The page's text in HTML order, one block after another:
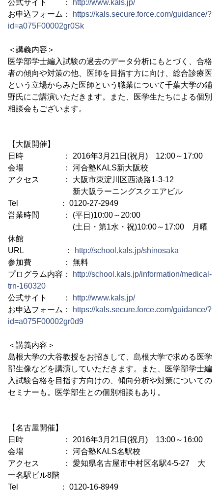
公式サイト ：
http://www.kals.jp/
お申込フォーム：
https://kals.secure.force.com/guidance/?
id=a075F00002gr0Sk
＜講義内容＞
医学部学士編入試験の過去のデータ分析にもとづく、合格
者の傾向や対策の他、医師を目指す方に向け、総合診療医
という立場からみた医師という職業について千葉大学の鋪
野氏にご講演いただきます。また、医学生たちによる個別
相談会もございます。
【大阪開催】
日時 ： 2016年3月21日(祝月) 12:00～17:00
会場 ： 河合塾KALS新大阪校
アクセス ： 大阪市東淀川区西淡路1-3-12
新大阪ラーニングスクエアビル
Tel ： 0120-27-2949
営業時間 ： (平日)10:00～20:00
(土日・第1水・祝)10:00～17:00 月曜
休館
URL ：
http://school.kals.jp/shinosaka
参加費 ： 無料
プログラム内容：
http://school.kals.jp/information/medical-
trn-160320
公式サイト ：
http://www.kals.jp/
お申込フォーム：
https://kals.secure.force.com/guidance/?
id=a075F00002gr0d9
＜講義内容＞
島根大学の大谷教授をお招きして、島根大学で求める医学
部生像などを講演していただきます。また、医学部学士編
入試験合格を目指す方向けの、傾向分析や対策についての
セミナーも。医学部生との個別相談もあり。
【名古屋開催】
日時 ： 2016年3月21日(祝月) 13:00～16:00
会場 ： 河合塾KALS名駅校
アクセス ： 愛知県名古屋市中村区名駅4-5-27 大
一名駅ビル8階
Tel ： 0120-16-8949